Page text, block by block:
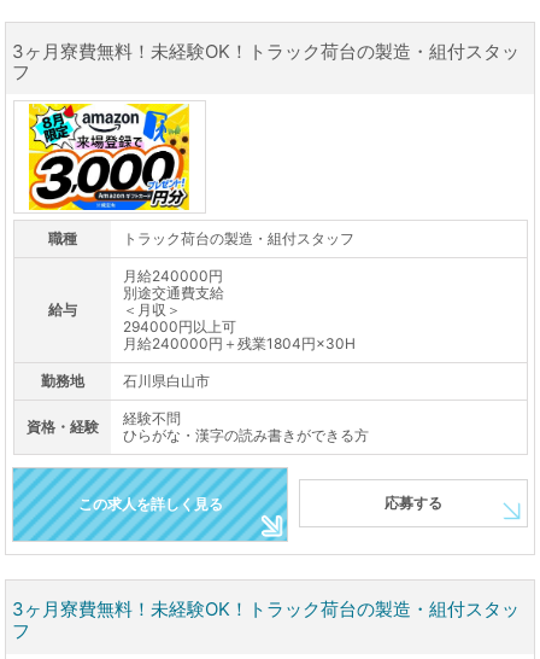
3ヶ月寮費無料！未経験OK！トラック荷台の製造・組付スタッ
フ
職種 トラック荷台の製造・組付スタッフ
給与
月給240000円
別途交通費支給
＜月収＞
294000円以上可
月給240000円＋残業1804円×30H
勤務地 石川県白山市
資格・経験
経験不問
ひらがな・漢字の読み書きができる方
この求人を詳しく見る 応募する
3ヶ月寮費無料！未経験OK！トラック荷台の製造・組付スタッ
フ